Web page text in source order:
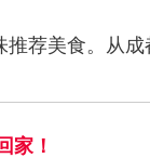
推荐美食。从
家！